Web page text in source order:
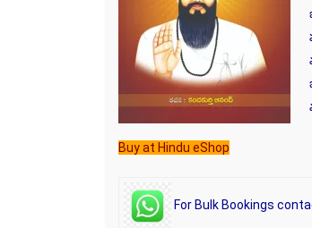
Buy at Hindu eShop
For Bulk Bookings